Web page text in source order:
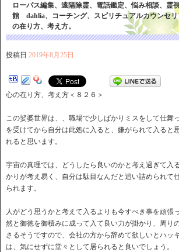
ローパス編集、遠隔除霊、電話鑑定、悩み相談、
館 dahlia、コーチング、スピリチュアルカウンセ
の在り方、考え方。
投稿日 2019年8月25日
心の在り方、考え方＜８２６＞
この娑婆世界は、、職場で少しばかりミスをして仕舞
を受けてから自分は此処に入ると、嫌がられて入ると
れると思います。
宇宙の真理では、どうしたら良いのかと考え過ぎて入
かりが考え易く、自分は駄目なんだと追い詰められて
られます。
人がどう思うかと考えて入るよりも今すべき事を頑張
然と御徳を御積みに成って入て良い力が掛かり、周り
さるそうですので、会社の方から辞めて欲しいとハッ
は、気にせずに堂々として居られると良いでしょう。